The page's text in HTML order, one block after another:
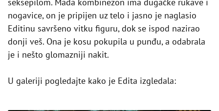
nogavice, on je pripijen uz telo i jasno je naglasio
Editinu savršeno vitku figuru, dok se ispod nazirao
donji veš. Ona je kosu pokupila u punđu, a odabrala
je i nešto glomazniji nakit.
U galeriji pogledajte kako je Edita izgledala: